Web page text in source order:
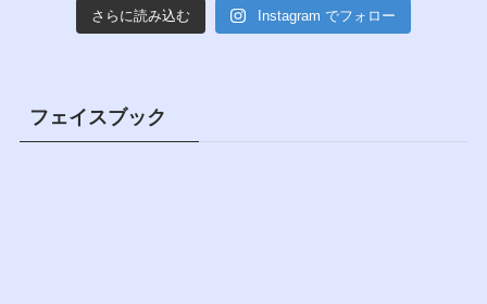
さらに読み込む Instagram でフォロー
フェイスブック